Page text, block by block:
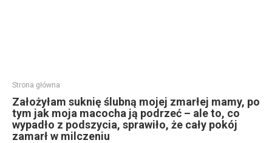
Strona główna
Założyłam suknię ślubną mojej zmarłej mamy, po
tym jak moja macocha ją podrzeć – ale to, co
wypadło z podszycia, sprawiło, że cały pokój
zamarł w milczeniu